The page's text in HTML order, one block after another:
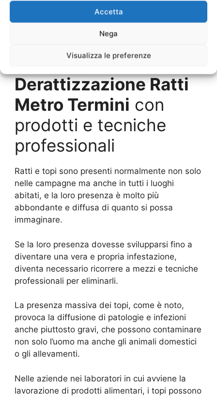
Accetta
Nega
Visualizza le preferenze
Maggiori informazioni
per Derattizzazione
Ratti Metro Termini
Derattizzazione Ratti
Metro Termini con
prodotti e tecniche
professionali
Ratti e topi sono presenti normalmente non solo
nelle campagne ma anche in tutti i luoghi
abitati, e la loro presenza è molto più
abbondante e diffusa di quanto si possa
immaginare.
Se la loro presenza dovesse svilupparsi fino a
diventare una vera e propria infestazione,
diventa necessario ricorrere a mezzi e tecniche
professionali per eliminarli.
La presenza massiva dei topi, come è noto,
provoca la diffusione di patologie e infezioni
anche piuttosto gravi, che possono contaminare
non solo l’uomo ma anche gli animali domestici
o gli allevamenti.
Nelle aziende nei laboratori in cui avviene la
lavorazione di prodotti alimentari, i topi possono